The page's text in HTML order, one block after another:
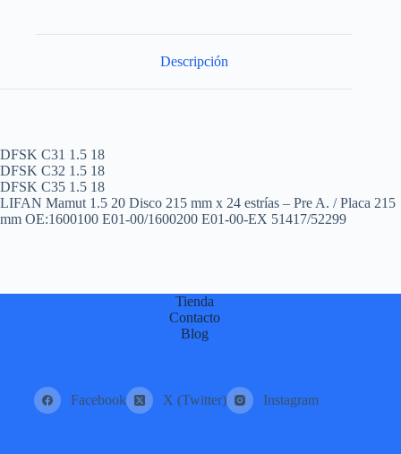
Descripción
DFSK C31 1.5 18
DFSK C32 1.5 18
DFSK C35 1.5 18
LIFAN Mamut 1.5 20 Disco 215 mm x 24 estrías – Pre A. / Placa 215
mm OE:1600100 E01-00/1600200 E01-00-EX 51417/52299
Tienda
Contacto
Blog
Facebook X (Twitter) Instagram